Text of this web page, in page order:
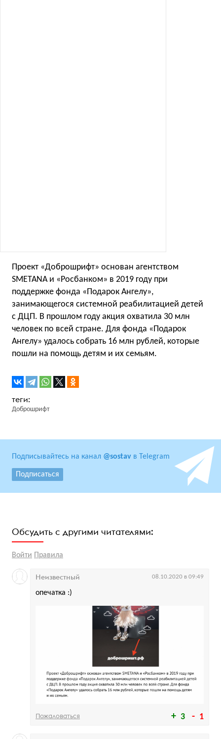
Проект «Доброшрифт» основан агентством
SMETANA и «Росбанком» в 2019 году при
поддержке фонда «Подарок Ангелу»,
занимающегося системной реабилитацией детей
с ДЦП. В прошлом году акция охватила 30 млн
человек по всей стране. Для фонда «Подарок
Ангелу» удалось собрать 16 млн рублей, которые
пошли на помощь детям и их семьям.
Доброшрифт
Подписывайтесь на канал @sostav в Telegram
Подписаться
Обсудить с другими читателями:
Войти Правила
3 1
опечатка :)
Неизвестный 08.10.2020 в 09:49
Пожаловаться